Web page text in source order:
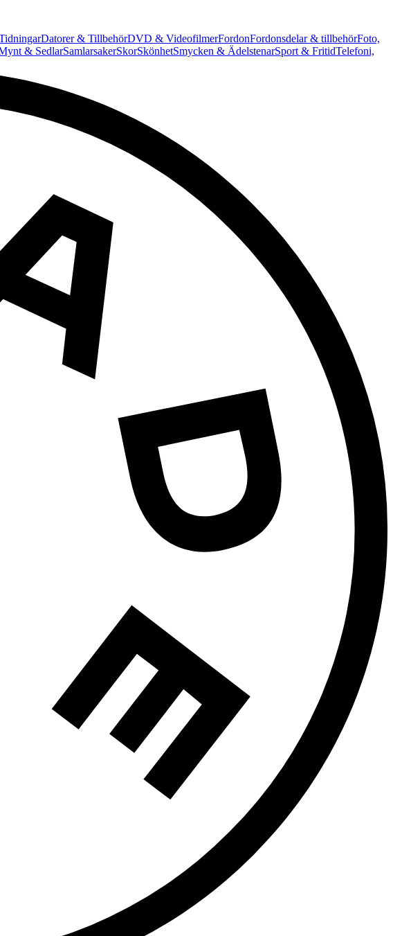
Datorer & TillbehörDVD & VideofilmerFordonFordonsdelar & tillbehörFoto,
& SedlarSamlarsakerSkorSkönhetSmycken & ÄdelstenarSport & FritidTelefoni,